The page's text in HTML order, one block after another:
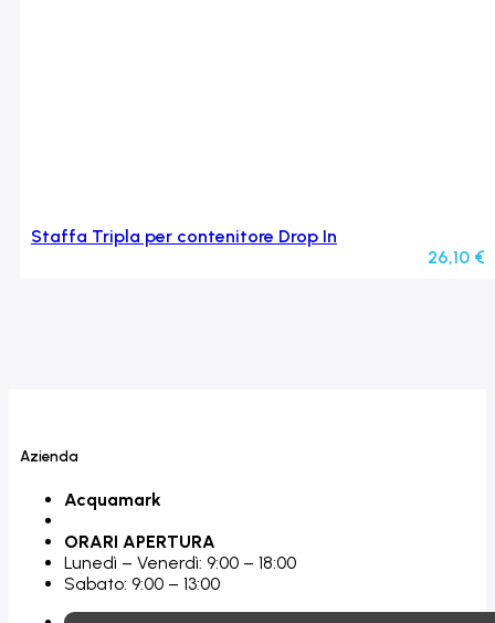
Staffa Tripla per contenitore Drop In
26,10 €
Azienda
Acquamark
ORARI APERTURA
Lunedì – Venerdì: 9:00 – 18:00
Sabato: 9:00 – 13:00